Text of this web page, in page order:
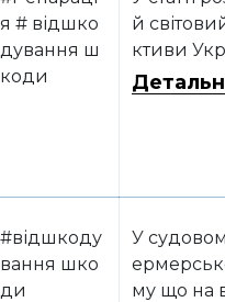
я # відшко
дування ш
коди
й
ктиви
#відшкоду
вання шко
ди
У
му що на